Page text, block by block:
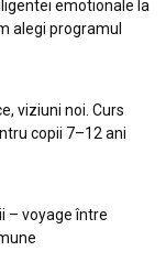
emotionale la
alegi programul
viziuni noi. Curs
copii 7–12 ani
– voyage între